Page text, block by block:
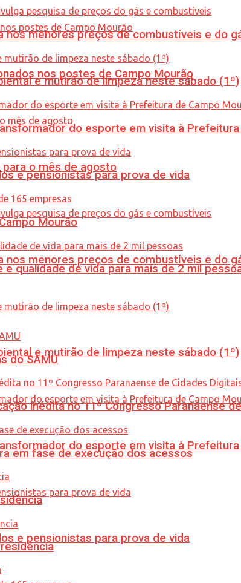
nos postes de Campo Mourão
para o mês de agosto
nos menores preços de combustíveis e do
e mutirão de limpeza neste sábado (1º)
do esporte em visita à
e pensionistas para prova de vida
nos menores preços de combustíveis e do
e mutirão de limpeza neste sábado (1º)
do esporte em visita à
e pensionistas para prova de vida
Mourão
qualidade de vida para mais de 2 mil
do SAMU
inédita no 11º Congresso Paranaense
em fase de execução dos acessos